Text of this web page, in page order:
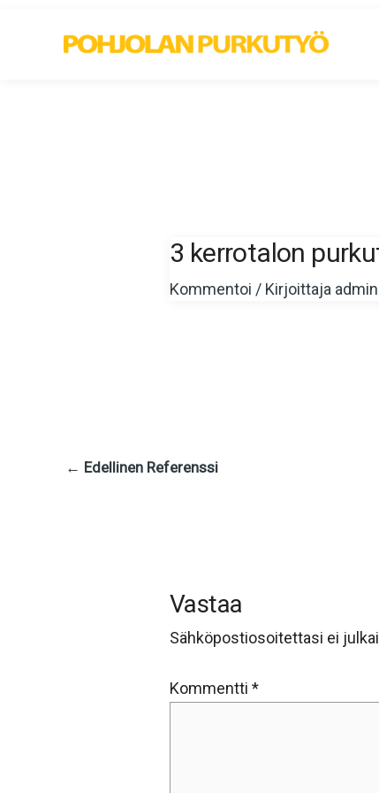
3 kerrotalon
Kommentoi / Kirjoittaja admin
← Edellinen Referenssi
Vastaa
Sähköpostiosoitettasi ei
Kommentti*